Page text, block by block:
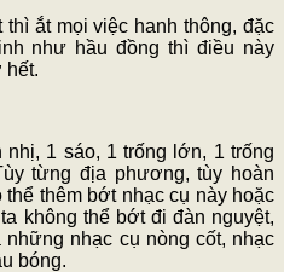
thì ắt mọi việc hanh thông, đặc
như hầu đồng thì điều này
hết.
1 sáo, 1 trống lớn, 1 trống
từng địa phương, tùy hoàn
thêm bớt nhạc cụ này hoặc
không thể bớt đi đàn nguyệt,
nhạc cụ nòng cốt, nhạc
bóng.